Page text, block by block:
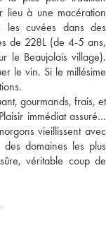
lieu à une macération
les cuvées dans des
de 228L (de 4-5 ans,
le Beaujolais village).
le vin. Si le millésime
gourmands, frais, et
immédiat assuré…
vieillissent avec
domaines les plus
véritable coup de